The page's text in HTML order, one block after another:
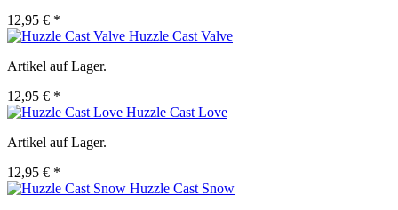
12,95 € *
Huzzle Cast Valve
Artikel auf Lager.
12,95 € *
Huzzle Cast Love
Artikel auf Lager.
12,95 € *
Huzzle Cast Snow